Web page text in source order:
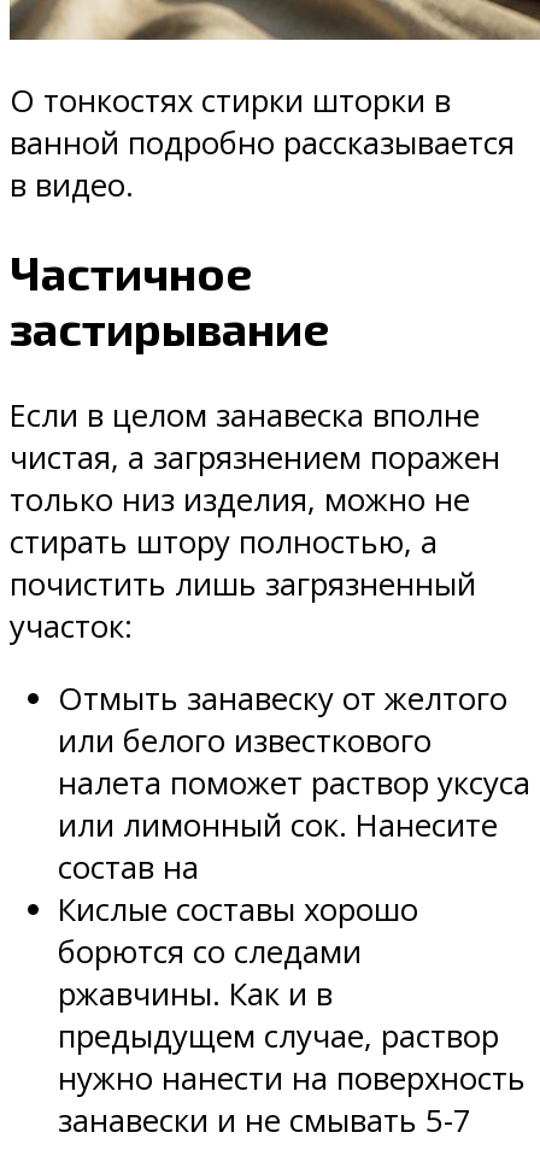
О тонкостях стирки шторки в
ванной подробно рассказывается
в видео.
Частичное
застирывание
Если в целом занавеска вполне
чистая, а загрязнением поражен
только низ изделия, можно не
стирать штору полностью, а
почистить лишь загрязненный
участок:
Отмыть занавеску от желтого
или белого известкового
налета поможет раствор уксуса
или лимонный сок. Нанесите
состав на
Кислые составы хорошо
борются со следами
ржавчины. Как и в
предыдущем случае, раствор
нужно нанести на поверхность
занавески и не смывать 5-7